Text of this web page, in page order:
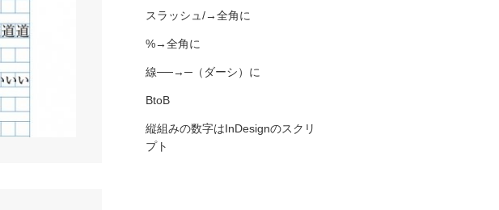
スラッシュ/→全角に
%→全角に
線──→─（ダーシ）に
BtoB
縦組みの数字はInDesignのスクリ
プト